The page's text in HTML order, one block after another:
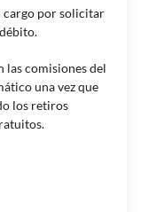
cargo por solicitar
las comisiones del
una vez que
los retiros